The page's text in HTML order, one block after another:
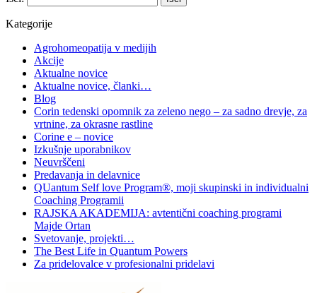
Kategorije
Agrohomeopatija v medijih
Akcije
Aktualne novice
Aktualne novice, članki…
Blog
Corin tedenski opomnik za zeleno nego – za sadno drevje, za
vrtnine, za okrasne rastline
Corine e – novice
Izkušnje uporabnikov
Neuvrščeni
Predavanja in delavnice
QUantum Self love Program®, moji skupinski in individualni
Coaching Programii
RAJSKA AKADEMIJA: avtentični coaching programi
Majde Ortan
Svetovanje, projekti…
The Best Life in Quantum Powers
Za pridelovalce v profesionalni pridelavi